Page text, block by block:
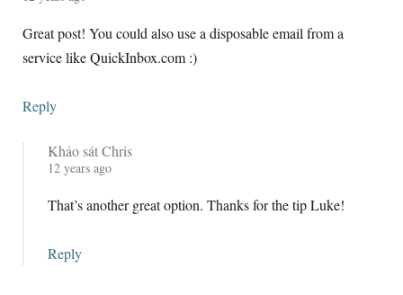
Great post! You could also use a disposable email from a
service like QuickInbox.com :)
Reply
Khảo sát Chris
12 years ago
That’s another great option. Thanks for the tip Luke!
Reply